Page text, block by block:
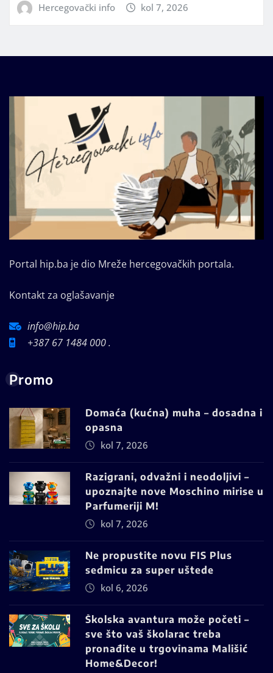
Hercegovački info kol 7, 2026
Portal hip.ba je dio Mreže hercegovačkih portala.
Kontakt za oglašavanje
info@hip.ba
+387 67 1484 000 .
Promo
Domaća (kućna) muha – dosadna i
opasna
kol 7, 2026
Razigrani, odvažni i neodoljivi –
upoznajte nove Moschino mirise u
Parfumeriji M!
kol 7, 2026
Ne propustite novu FIS Plus
sedmicu za super uštede
kol 6, 2026
Školska avantura može početi –
sve što vaš školarac treba
pronađite u trgovinama Mališić
Home&Decor!